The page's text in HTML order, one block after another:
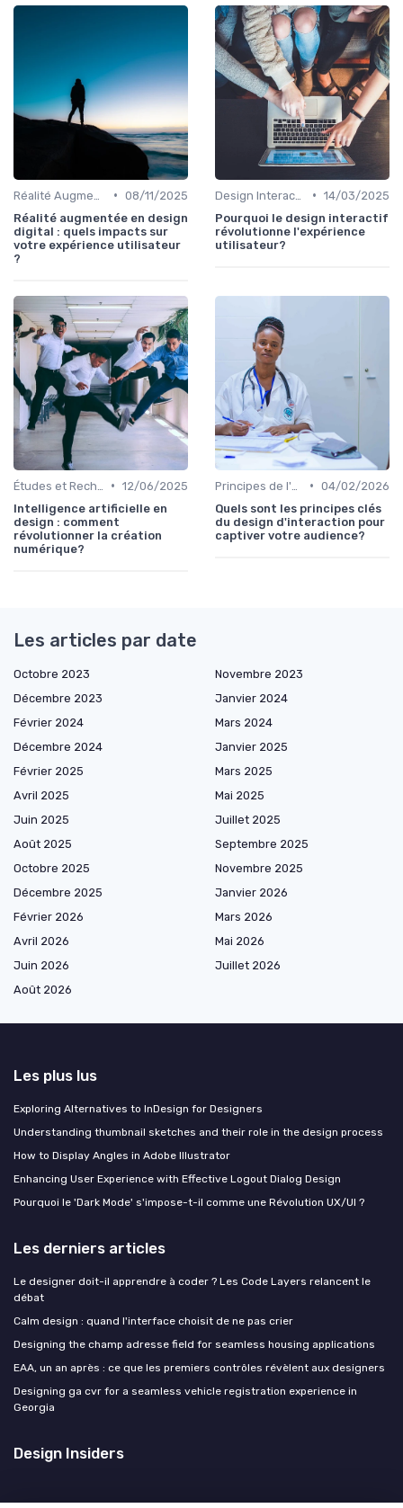
• 08/11/2025
Réalité augmentée en design
digital : quels impacts sur
votre expérience utilisateur
?
• 14/03/2025
Pourquoi le design interactif
révolutionne l'expérience
utilisateur?
• 12/06/2025
Intelligence artificielle en
design : comment
révolutionner la création
numérique?
• 04/02/2026
Quels sont les principes clés
du design d'interaction pour
captiver votre audience?
Les articles par date
Octobre 2023
Novembre 2023
Décembre 2023
Janvier 2024
Février 2024
Mars 2024
Décembre 2024
Janvier 2025
Février 2025
Mars 2025
Avril 2025
Mai 2025
Juin 2025
Juillet 2025
Août 2025
Septembre 2025
Octobre 2025
Novembre 2025
Décembre 2025
Janvier 2026
Février 2026
Mars 2026
Avril 2026
Mai 2026
Juin 2026
Juillet 2026
Août 2026
Les plus lus
Exploring Alternatives to InDesign for Designers
Understanding thumbnail sketches and their role in the design process
How to Display Angles in Adobe Illustrator
Enhancing User Experience with Effective Logout Dialog Design
Pourquoi le 'Dark Mode' s'impose-t-il comme une Révolution UX/UI ?
Les derniers articles
Le designer doit-il apprendre à coder ? Les Code Layers relancent le
débat
Calm design : quand l'interface choisit de ne pas crier
Designing the champ adresse field for seamless housing applications
EAA, un an après : ce que les premiers contrôles révèlent aux designers
Designing ga cvr for a seamless vehicle registration experience in
Georgia
Design Insiders